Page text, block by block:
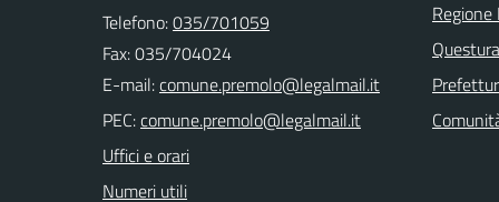
Telefono:035/701059
Fax: 035/704024
E-mail:
PEC:
Uffici e orari
Numeri utili
Regione